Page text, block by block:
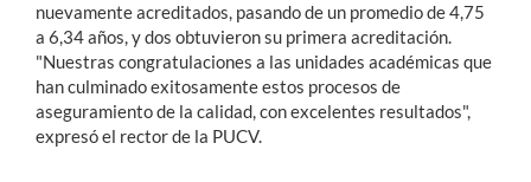
nuevamente acreditados, pasando de un promedio de 4,75
a 6,34 años, y dos obtuvieron su primera acreditación.
"Nuestras congratulaciones a las unidades académicas que
han culminado exitosamente estos procesos de
aseguramiento de la calidad, con excelentes resultados",
expresó el rector de la PUCV.